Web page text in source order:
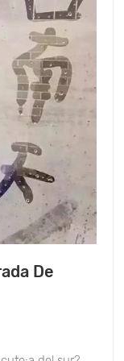
desecante de
y las
absorción de
castigue el
en un
de forma
El peso del
obviamente,
y lo
Si es inferior
no cumple con
inferior.
De